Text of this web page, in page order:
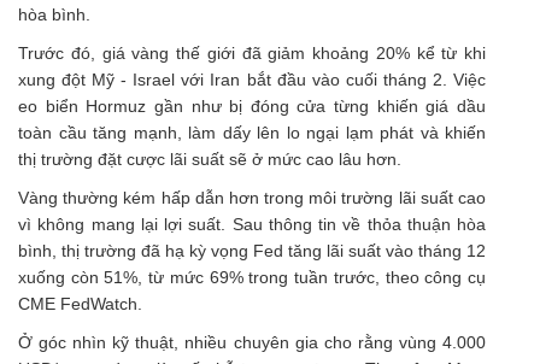
hòa bình.
Trước đó, giá vàng thế giớiđã giảm khoảng 20% kể từ khi
xung đột Mỹ - Israel với Iran bắt đầu vào cuối tháng 2. Việc
eo biển Hormuz gần như bị đóng cửa từng khiến giá dầu
toàn cầu tăng mạnh, làm dấy lên lo ngại lạm phát và khiến
thị trường đặt cược lãi suất sẽ ở mức cao lâu hơn.
Vàng thường kém hấp dẫn hơn trong môi trường lãi suất cao
vì không mang lại lợi suất. Sau thông tin về thỏa thuận hòa
bình, thị trường đã hạ kỳ vọng Fed tăng lãi suất vào tháng 12
xuống còn 51%, từ mức 69% trong tuần trước, theo công cụ
CME FedWatch.
Ở góc nhìn kỹ thuật, nhiều chuyên gia cho rằng vùng 4.000